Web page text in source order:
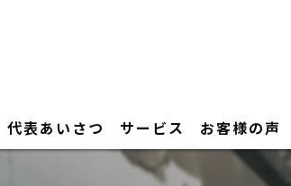
代表あいさつ サービス お客様の声